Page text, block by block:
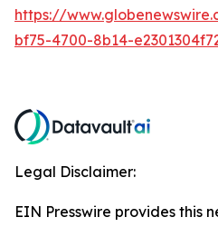
https://
bf75-4700-8b14-
Legal Disclaimer:
EIN Presswire provides this